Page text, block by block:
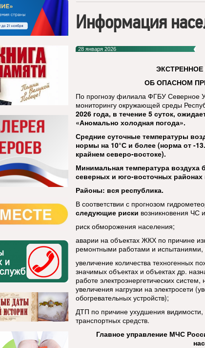
Информация
28 января 2026
ОБ ОПАСНОМ
По прогнозу филиала ФГБУ Северное
мониторингу окружающей среды
2026 года, в течение 5 суток,
«Аномально холодная погода».
Средние суточные температуры
нормы на 10°С и более (норма от -
крайнем северо-востоке).
Минимальная температура воздуха
северных и юго-восточных районах
Районы: вся республика.
В соответствии с прогнозом
следующие риски возникновения ЧС
риск обморожения населения;
аварии на объектах ЖКХ по причине
ремонтными работами и
увеличение количества техногенных
значимых объектах и объектах др.
работе электроэнергетических
увеличения нагрузки на электросети
обогревательных устройств);
ДТП по причине ухудшения видимости,
транспортных средств.
Главное управление МЧС